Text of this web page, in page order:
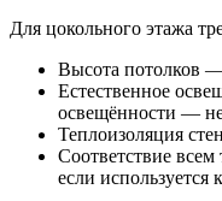
Для цокольного этажа
Высота потолков
Естественное
освещённости —
Теплоизоляция
Соответствие
если используется